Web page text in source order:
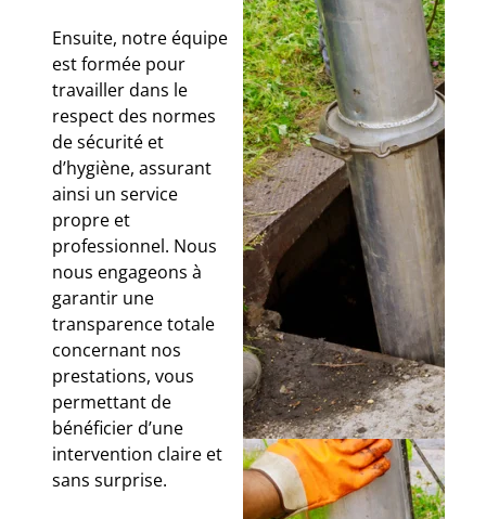
Ensuite, notre équipe
est formée pour
travailler dans le
respect des normes
de sécurité et
d’hygiène, assurant
ainsi un service
propre et
professionnel. Nous
nous engageons à
garantir une
transparence totale
concernant nos
prestations, vous
permettant de
bénéficier d’une
intervention claire et
sans surprise.